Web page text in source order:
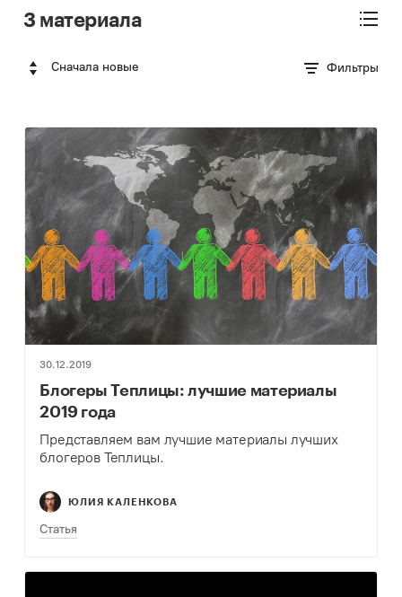
3 материала
Сначала новые Фильтры
30.12.2019
Блогеры Теплицы: лучшие материалы
2019 года
Представляем вам лучшие материалы лучших
блогеров Теплицы.
ЮЛИЯ КАЛЕНКОВА
Статья